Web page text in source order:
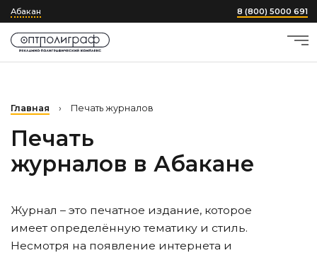
Абакан 8 (800) 5000 691
Главная › Печать журналов
Печать
журналов в Абакане
Журнал – это печатное издание, которое
имеет определённую тематику и стиль.
Несмотря на появление интернета и